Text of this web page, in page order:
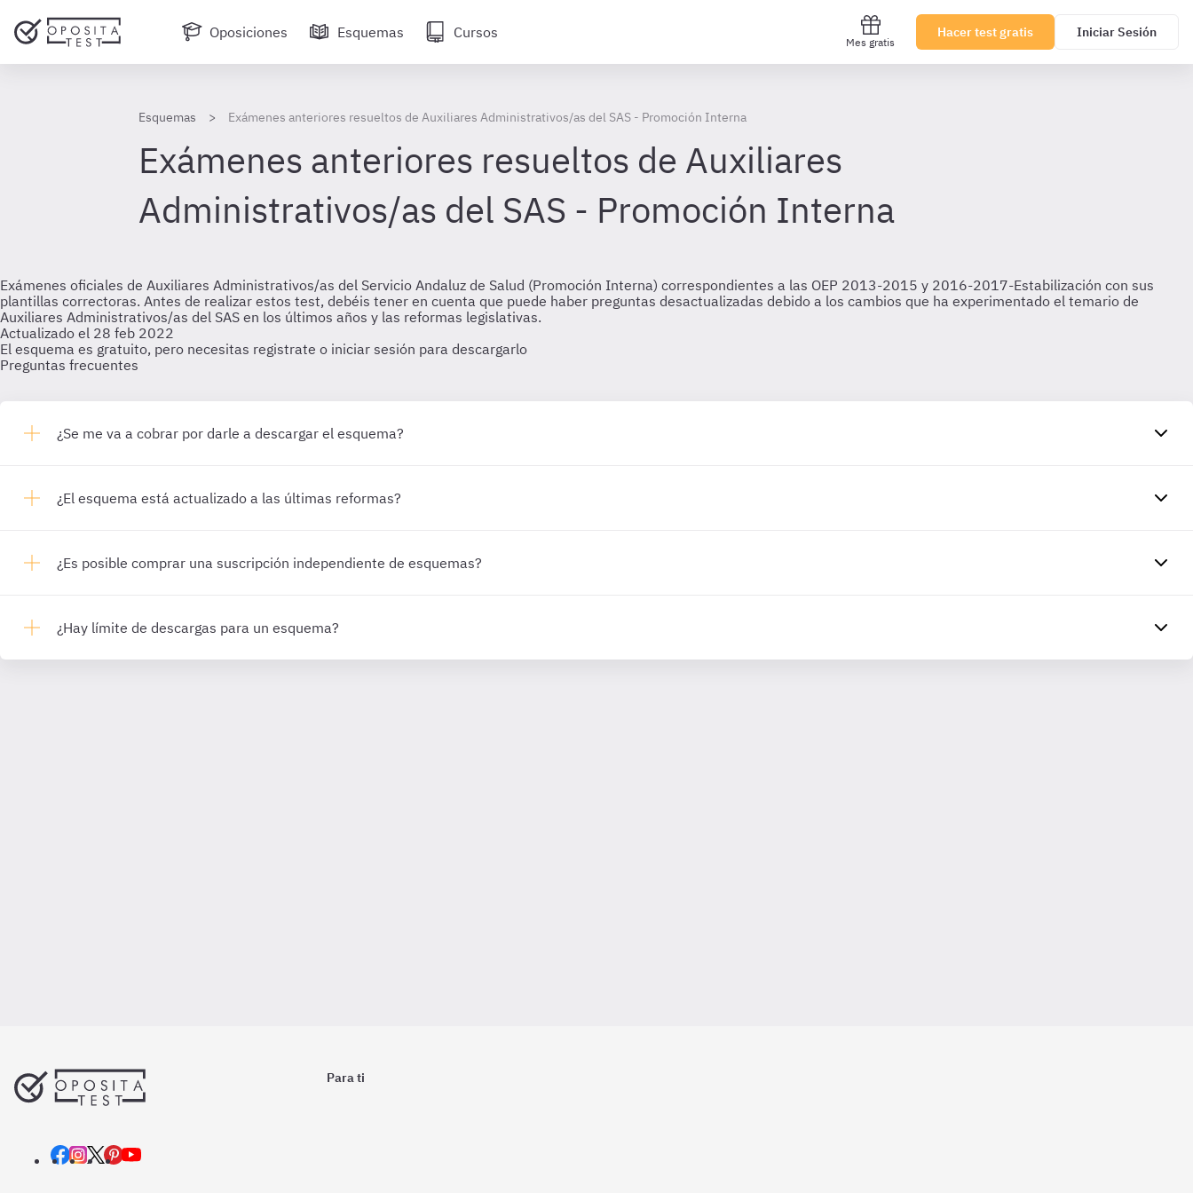
Oposiciones Esquemas Cursos
Mes gratis
Hacer test gratis Iniciar Sesión
Esquemas Exámenes anteriores resueltos de Auxiliares Administrativos/as del SAS - Promoción Interna
Exámenes anteriores resueltos de Auxiliares
Administrativos/as del SAS - Promoción Interna
Exámenes oficiales de Auxiliares Administrativos/as del Servicio Andaluz de Salud (Promoción Interna) correspondientes a las OEP 2013-2015 y 2016-2017-Estabilización con sus
plantillas correctoras. Antes de realizar estos test, debéis tener en cuenta que puede haber preguntas desactualizadas debido a los cambios que ha experimentado el temario de
Auxiliares Administrativos/as del SAS en los últimos años y las reformas legislativas.
Actualizado el 28 feb 2022
El esquema es gratuito, pero necesitas registrate o iniciar sesión para descargarlo
Preguntas frecuentes
¿Se me va a cobrar por darle a descargar el esquema?
¿El esquema está actualizado a las últimas reformas?
¿Es posible comprar una suscripción independiente de esquemas?
¿Hay límite de descargas para un esquema?
Para ti